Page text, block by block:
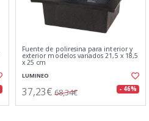
Fuente de poliresina para interior y
exterior modelos variados 21,5 x 18,5
x 25 cm
LUMINEO
37,23€ 68,34€ - 46%